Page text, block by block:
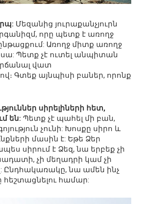
Մեզանից յուրաքանչյուրն
որը պետք է առողջ
Առողջ միտք առողջ
սա: Պետք չէ ուտել անպիտան
վատ
Գտեք այնպիսի բաներ, որոնք
սիրելիների հետ,
են: Պետք չէ պահել մի բան,
չունի: Խոսքը սիրո և
մասին է: Եթե ​​Ձեր
սիրում է Ձեզ, նա երբեք չի
չի մեղադրի կամ չի
Ընդհակառակը, նա ամեն ինչ
հեշտացնելու համար: